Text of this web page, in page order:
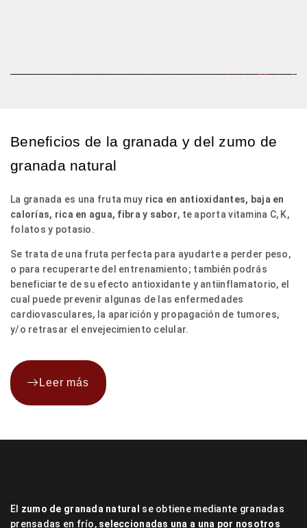
Beneficios de la granada y del zumo de
granada natural
La granada es una fruta muy rica en antioxidantes, baja en
calorías, rica en agua, fibra y sabor, te aporta vitamina C, K,
folatos y potasio.
Se trata de una fruta perfecta para ayudarte a perder peso,
o para recuperarte del entrenamiento; también podrás
beneficiarte de su efecto antioxidante y antiinflamatorio, el
cual puede prevenir algunas de las enfermedades
cardiovasculares, la aparición y propagación de tumores,
y/o retrasar el envejecimiento celular.
Leer más
El zumo de granada natural se obtiene mediante granadas
prensadas en frío, seleccionadas una a una por nosotros